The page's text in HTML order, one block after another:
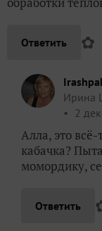
Ответить ✿
Ирина
2
Алла, это
кабачка?
момордику,
Ответить